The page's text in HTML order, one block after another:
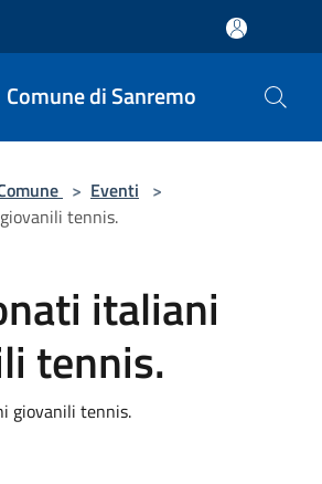
Comune di Sanremo
> Eventi >
tennis.
italiani
tennis.
giovanili tennis.